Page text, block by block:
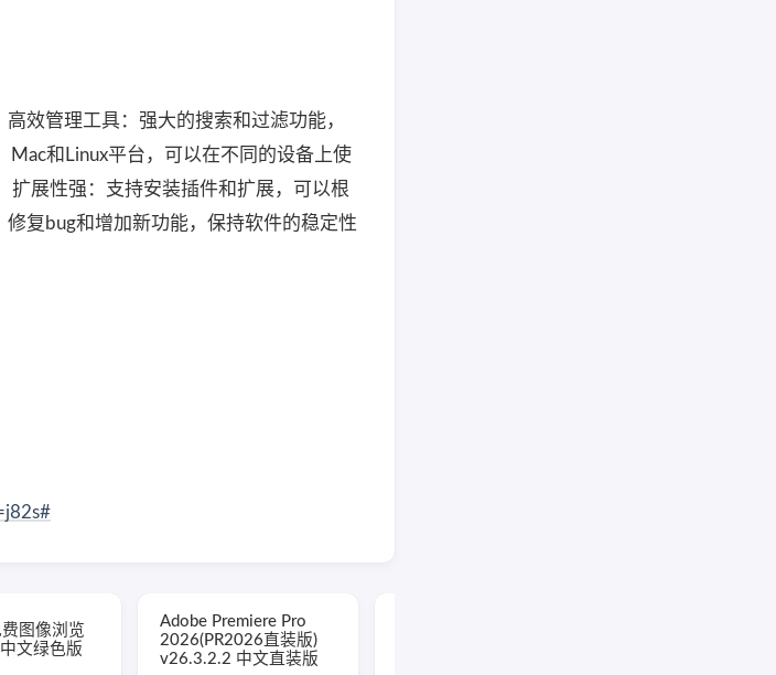
效管理工具：强大的搜索和过滤功能，
和Linux平台，可以在不同的设备上使
扩展性强：支持安装插件和扩展，可以根
复bug和增加新功能，保持软件的稳定性
图像浏览
文绿色版
Adobe Premiere Pro
2026(PR2026直装版)
v26.3.2.2 中文直装版